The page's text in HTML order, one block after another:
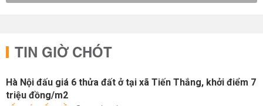
TIN GIỜ CHÓT
Hà Nội đấu giá 6 thửa đất ở tại xã Tiến Thắng, khởi điểm 7
triệu đồng/m2